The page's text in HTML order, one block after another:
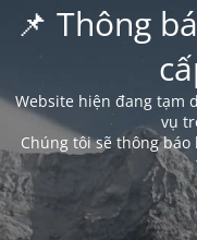
📌 Thông
Website hiện đang tạm
vụ
Chúng tôi sẽ thông